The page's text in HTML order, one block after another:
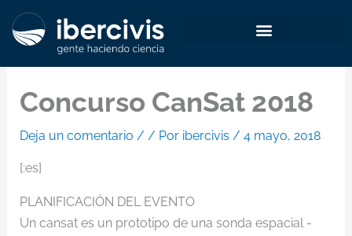
Concurso CanSat 2018
Deja un comentario / / Por ibercivis / 4 mayo, 2018
[:es]
PLANIFICACIÓN DEL EVENTO
Un cansat es un prototipo de una sonda espacial -